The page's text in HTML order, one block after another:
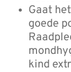
Gaat
goede
kind